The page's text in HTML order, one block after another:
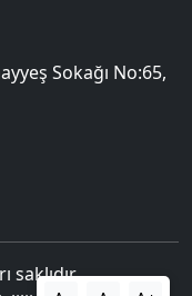
Sokağı No:65,
saklıdır.